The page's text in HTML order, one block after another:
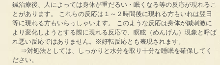
鍼治療後、人によっては身体が重だるい・眠くなる等の反応が現れるこ
とがあります。 これらの反応は１～２時間後に現れる方もいれは翌日
等に現れる方もいらっしゃいます。 このような反応は身体が鍼刺激に
より変化しようとする際に現れる反応で、瞑眩（めんげん）現象と呼ば
れ悪い反応ではありません。※好転反応とも表現されます。
⇒対処法としては、しっかりと水分を取り十分な睡眠を確保してく
ださい。